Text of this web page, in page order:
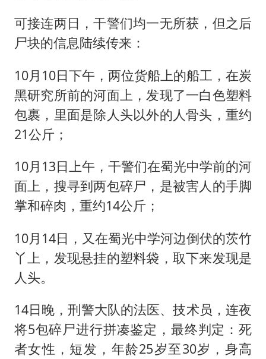
可接连两日，干警们均一无所获，但之后
尸块的信息陆续传来：
10月10日下午，两位货船上的船工，在炭
黑研究所前的河面上，发现了一白色塑料
包裹，里面是除人头以外的人骨头，重约
21公斤；
10月13日上午，干警们在蜀光中学前的河
面上，搜寻到两包碎尸，是被害人的手脚
掌和碎肉，重约14公斤；
10月14日，又在蜀光中学河边倒伏的茨竹
丫上，发现悬挂的塑料袋，取下来发现是
人头。
14日晚，刑警大队的法医、技术员，连夜
将5包碎尸进行拼凑鉴定，最终判定：死
者女性，短发，年龄25岁至30岁，身高